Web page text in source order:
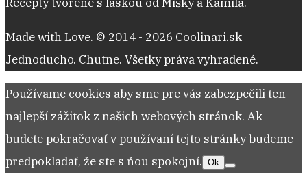
Made with Love. © 2014 - 2026 Coolinari.sk
Jednoducho. Chutne. Všetky práva vyhradené.
Používame cookies aby sme pre vás zabezpečili ten
najlepší zážitok z našich webových stránok. Ak
budete pokračovať v používaní tejto stránky budeme
predpokladať, že ste s ňou spokojní. Ok